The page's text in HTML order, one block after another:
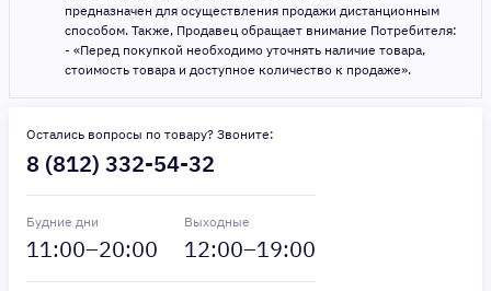
предназначен для осуществления продажи дистанционным
способом. Также, Продавец обращает внимание Потребителя:
- «Перед покупкой необходимо уточнять наличие товара,
стоимость товара и доступное количество к продаже».
Остались вопросы по товару? Звоните:
8 (812) 332-54-32
Будние дни
11:00–20:00
Выходные
12:00–19:00